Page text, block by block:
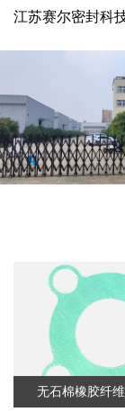
江苏赛尔密封科
无石棉橡胶纤